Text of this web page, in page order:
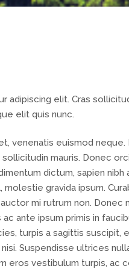
adipiscing elit. Cras
elit quis nunc.
venenatis euismod
mauris. Donec
dictum, sapien
molestie gravida ipsum.
mi rutrum non.
ante ipsum primis in
turpis a sagittis
Suspendisse ultrices
eros vestibulum turpis, ac